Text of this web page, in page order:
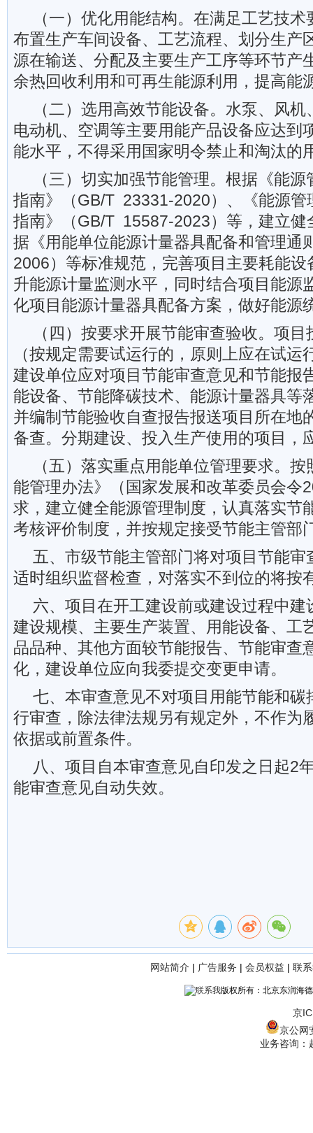
（一）优化用能结构。在满足工艺技
布置生产车间设备、工艺流程、划分生产
源在输送、分配及主要生产工序等环节产
余热回收利用和可再生能源利用，提高能
（二）选用高效节能设备。水泵、风
电动机、空调等主要用能产品设备应达到
能水平，不得采用国家明令禁止和淘汰的
（三）切实加强节能管理。根据《能
指南》（GB/T 23331-2020）、《能源
指南》（GB/T 15587-2023）等，建立健
据《用能单位能源计量器具配备和管理通
2006）等标准规范，完善项目主要耗能
升能源计量监测水平，同时结合项目能源
化项目能源计量器具配备方案，做好能源
（四）按要求开展节能审查验收。项
（按规定需要试运行的，原则上应在试运
建设单位应对项目节能审查意见和节能报
能设备、节能降碳技术、能源计量器具等
并编制节能验收自查报告报送项目所在地
备查。分期建设、投入生产使用的项目，
（五）落实重点用能单位管理要求。
能管理办法》（国家发展和改革委员会令
求，建立健全能源管理制度，认真落实节
考核评价制度，并按规定接受节能主管部
五、市级节能主管部门将对项目节能审
适时组织监督检查，对落实不到位的将按
六、项目在开工建设前或建设过程中建
建设规模、主要生产装置、用能设备、工
品品种、其他方面较节能报告、节能审查
化，建设单位应向我委提交变更申请。
七、本审查意见不对项目用能节能和碳
行审查，除法律法规另有规定外，不作为
依据或前置条件。
八、项目自本审查意见自印发之日起2
能审查意见自动失效。
网站简介 | 广告服务 | 会员权益 | 联
版权所有：北京东润海
京
京公网
业务咨询：